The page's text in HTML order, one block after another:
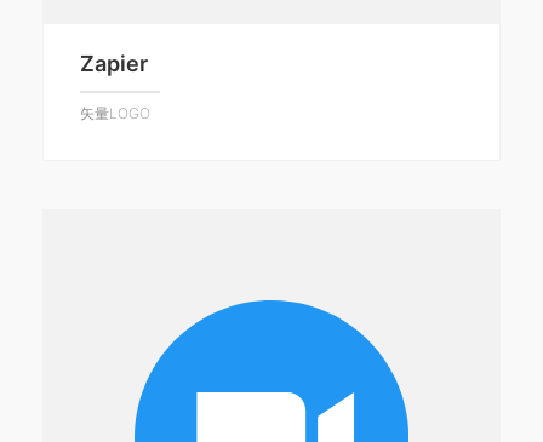
Zapier
矢量LOGO